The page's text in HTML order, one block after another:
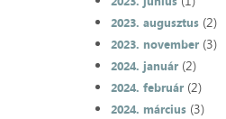
2023. augusztus(2)
2023. november(3)
2024. január(2)
2024. február(2)
2024. március(3)